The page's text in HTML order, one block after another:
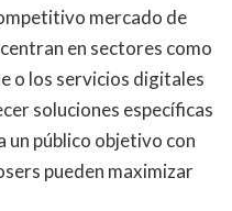
mercado de
en sectores como
o los servicios digitales
soluciones específicas
un público objetivo con
pueden maximizar